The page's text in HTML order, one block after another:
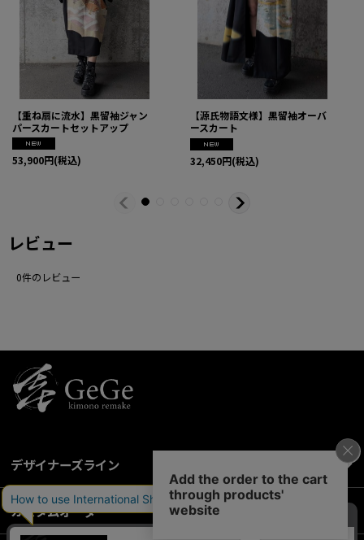
【重ね扇に流水】黒留袖ジャン
パースカートセットアップ
53,900円(税込)
【源氏物語文様】黒留袖オーバ
ースカート
32,450円(税込)
レビュー
0件のレビュー
デザイナーズライン
カスタムオーダー